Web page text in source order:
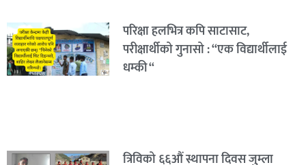
परिक्षा हलभित्र कपि साटासाट,
परीक्षार्थीको गुनासो : “एक विद्यार्थीलाई
धम्की “
त्रिविको ६६औं स्थापना दिवस जुम्ला